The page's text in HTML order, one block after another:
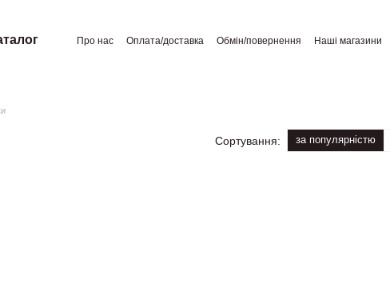
Про нас Оплата/доставка Обмін/повернення Наші магазини
Сортування: за популярністю